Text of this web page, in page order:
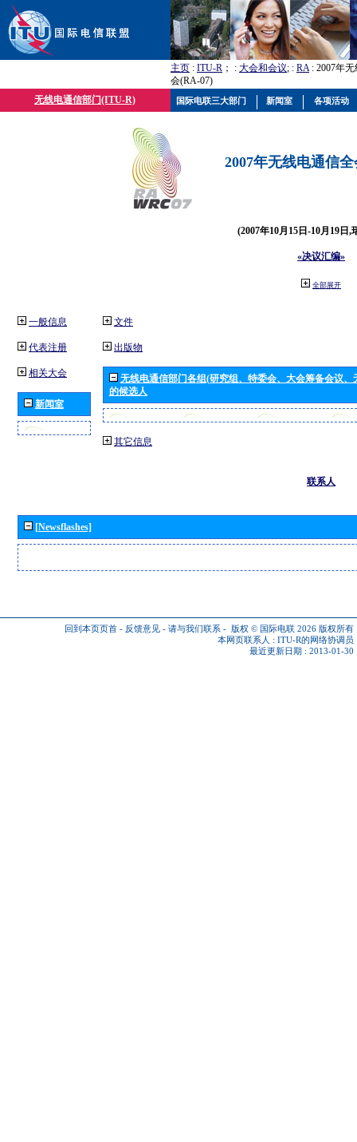
主页 : ITU-R ； : 大会和会议; : RA: 2007年
会(RA-07)
无线电通信部门(ITU-R)
2007年无线电通信
(2007年10月15日-10月19日,
«决议汇编»
全部展开
一般信息
代表注册
相关大会
新闻室
文件
出版物
无线电通信部门各组(研究组、特委会、大会筹备会议
的候选人
其它信息
联系人
[Newsflashes]
回到本页页首 - 反馈意见 - 请与我们联系 - 版权 © 国际电联 2026 版权所有
本网页联系人 : ITU-R的网络协调员
最近更新日期 : 2013-01-30
国际电联三大部门 新闻室 各项活动